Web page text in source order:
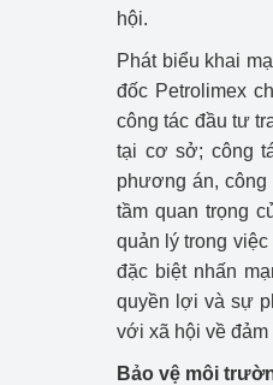
hội.
Phát biểu khai
đốc Petrolimex
công tác đầu tư
tại cơ sở; công
phương án,
tầm quan trọng
quản lý trong
đặc biệt nhấn
quyền lợi và sự
với xã hội về
Bảo vệ môi